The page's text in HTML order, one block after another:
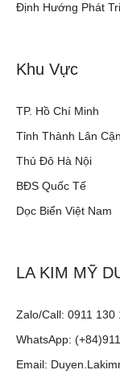
Định Hướng Phát
Khu Vực
TP. Hồ Chí Minh
Tỉnh Thành Lân Cận
Thủ Đô Hà Nội
BĐS Quốc Tế
Dọc Biển Việt Nam
LA KIM MỸ
Zalo/Call: 0911 130
WhatsApp:
Email: